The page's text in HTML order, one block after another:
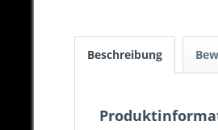
Beschreibung